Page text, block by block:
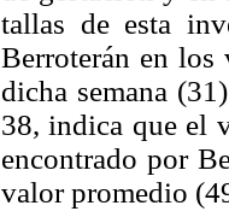
tallas de esta
Berroterán en los
dicha semana
38, indica que el
encontrado por
valor promedio